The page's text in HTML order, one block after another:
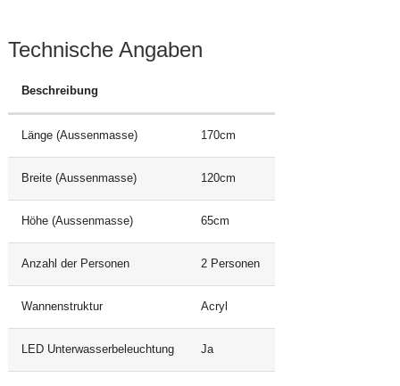
Technische Angaben
Beschreibung
Länge (Aussenmasse) 170cm
Breite (Aussenmasse) 120cm
Höhe (Aussenmasse) 65cm
Anzahl der Personen 2 Personen
Wannenstruktur Acryl
LED Unterwasserbeleuchtung Ja